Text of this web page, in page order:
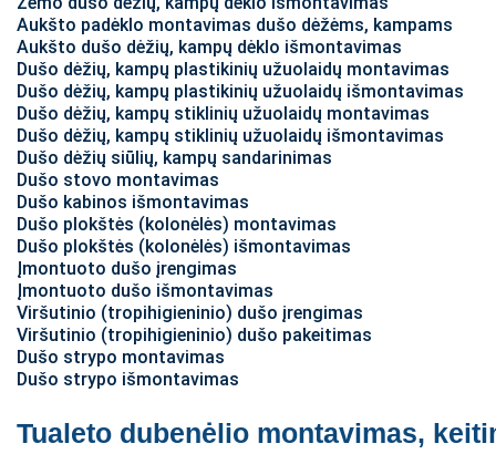
Aukšto padėklo montavimas dušo dėžėms, kampams
Aukšto dušo dėžių, kampų dėklo išmontavimas
Dušo dėžių, kampų plastikinių užuolaidų montavimas
Dušo dėžių, kampų plastikinių užuolaidų išmontavimas
Dušo dėžių, kampų stiklinių užuolaidų montavimas
Dušo dėžių, kampų stiklinių užuolaidų išmontavimas
Dušo dėžių siūlių, kampų sandarinimas
Dušo stovo montavimas
Dušo kabinos išmontavimas
Dušo plokštės (kolonėlės) montavimas
Dušo plokštės (kolonėlės) išmontavimas
Įmontuoto dušo įrengimas
Įmontuoto dušo išmontavimas
Viršutinio (tropihigieninio) dušo įrengimas
Viršutinio (tropihigieninio) dušo pakeitimas
Dušo strypo montavimas
Dušo strypo išmontavimas
Tualeto dubenėlio montavimas,